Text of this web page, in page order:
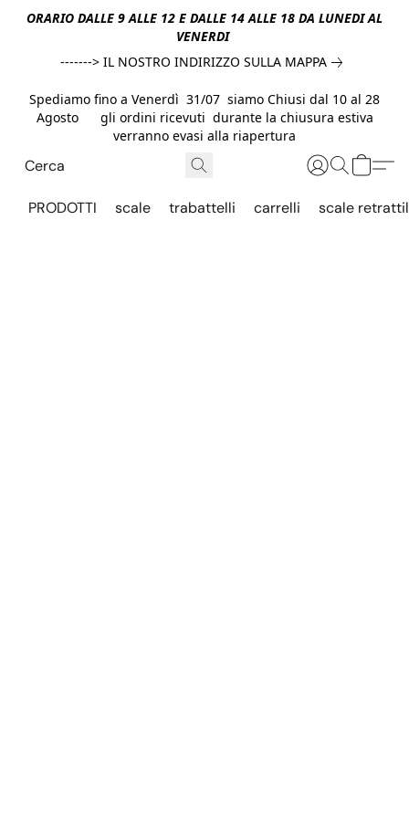
ORARIO DALLE 9 ALLE 12 E DALLE 14 ALLE 18 DA LUNEDI AL
VENERDI
-------> IL NOSTRO INDIRIZZO SULLA MAPPA
Spediamo fino a Venerdì 31/07 siamo Chiusi dal 10 al 28
Agosto gli ordini ricevuti durante la chiusura estiva
verranno evasi alla riapertura
PRODOTTI scale trabattelli carrelli scale